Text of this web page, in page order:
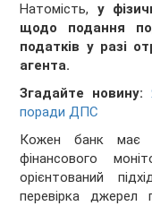
Натомість, у
щодо подання
податків у разі
агента.
Згадайте новину:
поради ДПС
Кожен банк має
фінансового
орієнтований
перевірка джерел